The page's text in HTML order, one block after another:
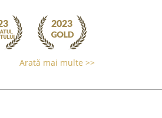
Arată mai multe >>